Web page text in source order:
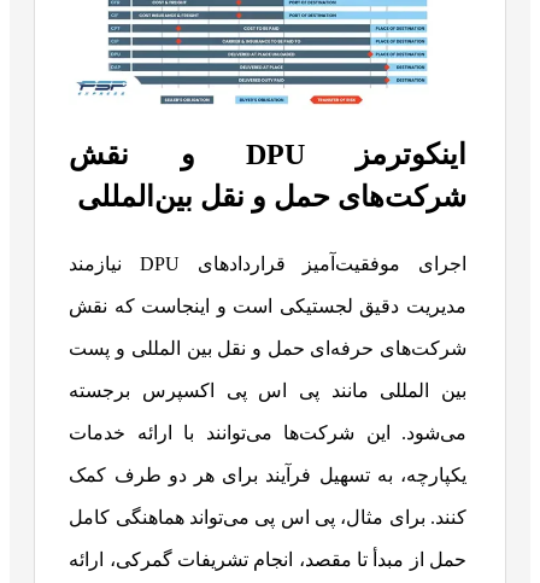
اینکوترمز DPU و نقش
شرکت‌های حمل و نقل بین‌المللی
اجرای موفقیت‌آمیز قراردادهای DPU نیازمند
مدیریت دقیق لجستیکی است و اینجاست که نقش
شرکت‌های حرفه‌ای حمل و نقل بین المللی و پست
بین المللی مانند پی اس پی اکسپرس برجسته
می‌شود. این شرکت‌ها می‌توانند با ارائه خدمات
یکپارچه، به تسهیل فرآیند برای هر دو طرف کمک
کنند. برای مثال، پی اس پی می‌تواند هماهنگی کامل
حمل از مبدأ تا مقصد، انجام تشریفات گمرکی، ارائه